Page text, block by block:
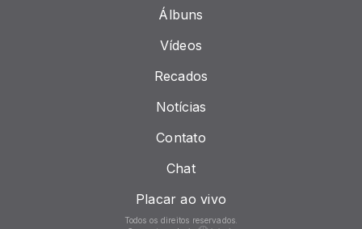
Álbuns
Vídeos
Recados
Notícias
Contato
Chat
Placar ao vivo
Todos os direitos reservados.